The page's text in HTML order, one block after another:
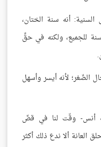
أنه سنة الختان،
سنة للجميع، ولكنه في حقِّ
الصِّغر؛ لأنه أيسر وأسهل
أنس- وقّت لنا في قصِّ
العانة ألا ندع ذلك أكثر